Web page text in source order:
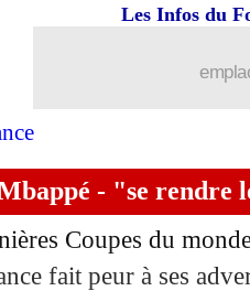
Les Infos du
- "se rendre
Coupes du
fait peur à ses
: Upamecano n'a pas
avec Sané ?
point de la femme
plusieurs
du Barça